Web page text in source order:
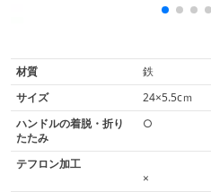
材質
鉄
サイズ
24×5.5cｍ
ハンドルの着脱・折り
たたみ
○
テフロン加工
×